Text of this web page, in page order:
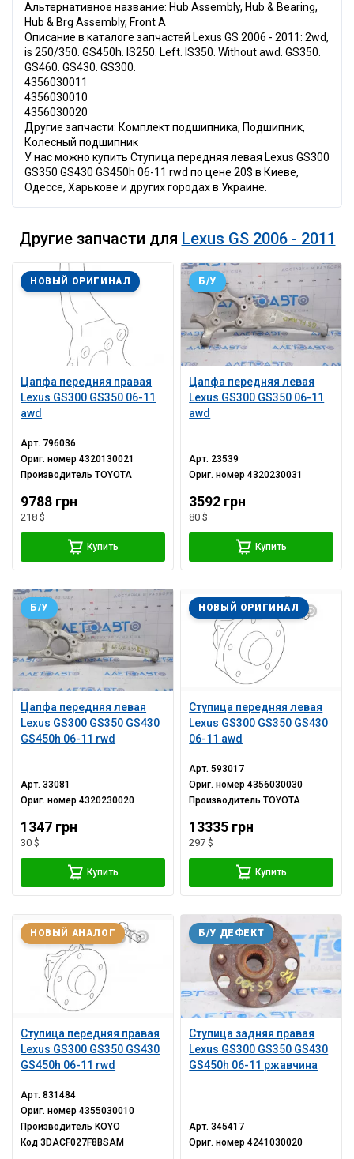
Альтернативное название: Hub Assembly, Hub & Bearing,
Hub & Brg Assembly, Front A
Описание в каталоге запчастей Lexus GS 2006 - 2011: 2wd,
is 250/350. GS450h. IS250. Left. IS350. Without awd. GS350.
GS460. GS430. GS300.
4356030011
4356030010
4356030020
Другие запчасти: Комплект подшипника, Подшипник,
Колесный подшипник
У нас можно купить Ступица передняя левая Lexus GS300
GS350 GS430 GS450h 06-11 rwd по цене 20$ в Киеве,
Одессе, Харькове и других городах в Украине.
Другие запчасти для Lexus GS 2006 - 2011
Цапфа передняя правая
Lexus GS300 GS350 06-11
awd
НОВЫЙ ОРИГИНАЛ
Арт. 796036
Ориг. номер4320130021
ПроизводительTOYOTA
9788 грн
218 $
Купить
Цапфа передняя левая
Lexus GS300 GS350 06-11
awd
Б/У
Арт. 23539
Ориг. номер4320230031
3592 грн
80 $
Купить
Цапфа передняя левая
Lexus GS300 GS350 GS430
GS450h 06-11 rwd
Б/У
Арт.33081
Ориг. номер4320230020
1347 грн
30 $
Купить
Ступица передняя левая
Lexus GS300 GS350 GS430
06-11 awd
НОВЫЙ ОРИГИНАЛ
Арт.593017
Ориг. номер4356030030
ПроизводительTOYOTA
13335 грн
297 $
Купить
Ступица передняя правая
Lexus GS300 GS350 GS430
GS450h 06-11 rwd
НОВЫЙ АНАЛОГ
Арт.831484
Ориг. номер4355030010
Производитель KOYO
Код3DACF027F8BSAM
Ступица задняя правая
Lexus GS300 GS350 GS430
GS450h 06-11 ржавчина
Б/У ДЕФЕКТ
Арт.345417
Ориг. номер4241030020